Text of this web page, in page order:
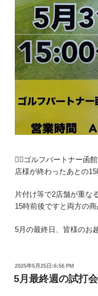
🏌️‍♀️ゴルフパートナー函
店様が終わったあとの15
片付け等で2店舗が重な
15時前後ですと両方の
5月の最終日、皆様のお
投
稿
日:
2025年5月25日:6:56 PM
5月最終週の試打会